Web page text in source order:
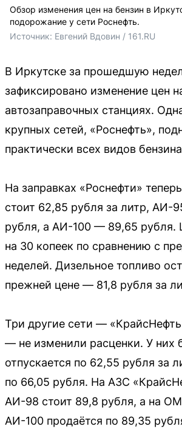
Обзор изменения цен на бензин в
подорожание у сети Роснефть.
Источник: Евгений Вдовин / 161.RU
В Иркутске за прошедшую
зафиксировано изменение цен
автозаправочных станциях.
крупных сетей, «Роснефть»,
практически всех видов
На заправках «Роснефти»
стоит 62,85 рубля за литр, АИ-
рубля, а АИ-100 — 89,65 рубля.
на 30 копеек по сравнению с
неделей. Дизельное топливо
прежней цене — 81,8 рубля за
Три другие сети —
— не изменили расценки. У них
отпускается по 62,55 рубля за
по 66,05 рубля. На АЗС
АИ-98 стоит 89,8 рубля, а на
АИ-100 продаётся по 89,35